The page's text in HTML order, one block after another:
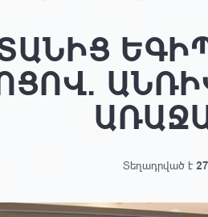
Տեղադրված է